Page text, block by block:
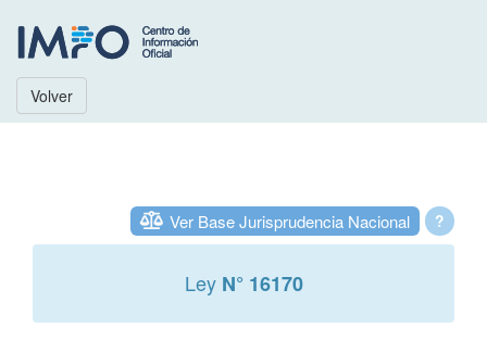
Volver
?
Ver Base Jurisprudencia Nacional
Ley N° 16170